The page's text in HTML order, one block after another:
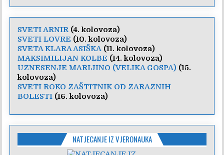
SVETI ARNIR(4. kolovoza)
SVETI LOVRE (10. kolovoza)
SVETA KLARA ASIŠKA (11. kolovoza)
MAKSIMILIJAN KOLBE (14. kolovoza)
UZNESENJE MARIJINO (VELIKA GOSPA) (15.
kolovoza)
SVETI ROKO ZAŠTITNIK OD ZARAZNIH
BOLESTI (16. kolovoza)
NATJECANJE IZ VJERONAUKA